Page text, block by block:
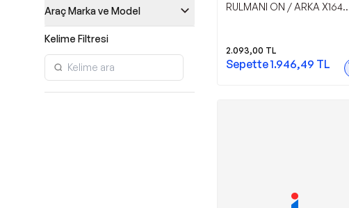
Araç Marka ve Model
Kelime Filtresi
RULMANI ON / ARKA X164
2.093,00 TL
Sepette1.946,49 TL